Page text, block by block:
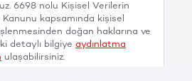
6698 nolu Kişisel Verilerin
Kanunu kapsamında kişisel
doğan haklarına ve
detaylı bilgiye aydınlatma
ulaşabilirsiniz.